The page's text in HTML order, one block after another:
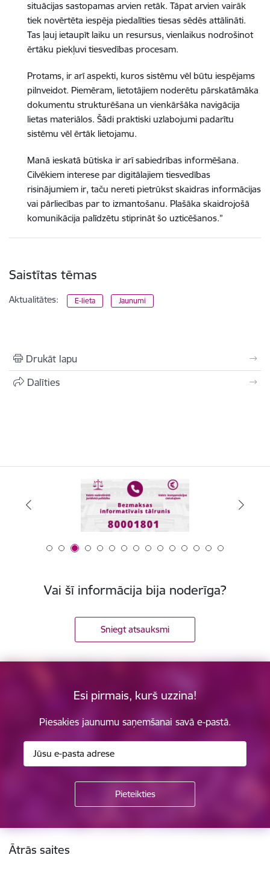
situācijas sastopamas arvien retāk. Tāpat arvien vairāk
tiek novērtēta iespēja piedalīties tiesas sēdēs attālināti.
Tas ļauj ietaupīt laiku un resursus, vienlaikus nodrošinot
ērtāku piekļuvi tiesvedības procesam.
Protams, ir arī aspekti, kuros sistēmu vēl būtu iespējams
pilnveidot. Piemēram, lietotājiem noderētu pārskatāmāka
dokumentu strukturēšana un vienkāršāka navigācija
lietas materiālos. Šādi praktiski uzlabojumi padarītu
sistēmu vēl ērtāk lietojamu.
Manā ieskatā būtiska ir arī sabiedrības informēšana.
Cilvēkiem interese par digitālajiem tiesvedības
risinājumiem ir, taču nereti pietrūkst skaidras informācijas
vai pārliecības par to izmantošanu. Plašāka skaidrojošā
komunikācija palīdzētu stiprināt šo uzticēšanos.”
Saistītas tēmas
Aktualitātes: E-lieta Jaunumi
Drukāt lapu
Dalīties
Vai šī informācija bija noderīga?
Sniegt atsauksmi
Esi pirmais, kurš uzzina!
Piesakies jaunumu saņemšanai savā e-pastā.
Kājene
Ātrās saites